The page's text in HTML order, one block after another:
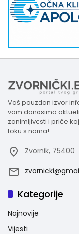
Vaš pouzdan izvor
vam donosimo
zanimljivosti i priče
toku s nama!
Zvornik, 75400
Kategorije
Najnovije
Vijesti